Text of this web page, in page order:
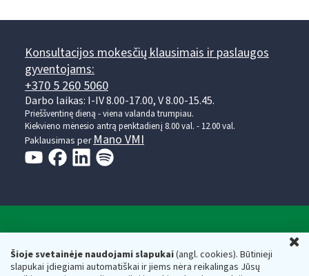
Šioje svetainėje naudojami slapukai(angl. cookies). Būtinieji
slapukai įdiegiami automatiškai ir jiems nėra reikalingas Jūsų
Konsultacijos mokesčių klausimais ir paslaugos
gyventojams:
+370 5 260 5060
Darbo laikas: I-IV 8.00-17.00, V 8.00-15.45.
Prieššventinę dieną - viena valanda trumpiau.
Kiekvieno mėnesio antrą penktadienį 8.00 val. - 12.00 val.
Paklausimas per Mano VMI
Respublikos finansų ministerijos